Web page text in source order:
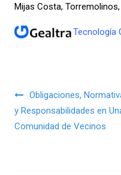
Mijas Costa,
Tecnología
Obligaciones,
y Responsabilidades en
Comunidad de Vecinos